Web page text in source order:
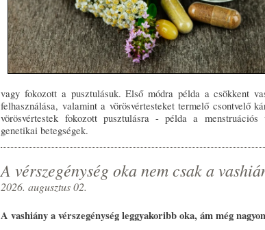
vagy fokozott a pusztulásuk. Első módra példa a csökkent
felhasználása, valamint a vörösvértesteket termelő csontvelő
vörösvértestek fokozott pusztulásra - példa a menstruációs
genetikai betegségek.
A vérszegénység oka nem csak a
2026. augusztus 02.
A vashiány a vérszegénység leggyakoribb oka, ám még